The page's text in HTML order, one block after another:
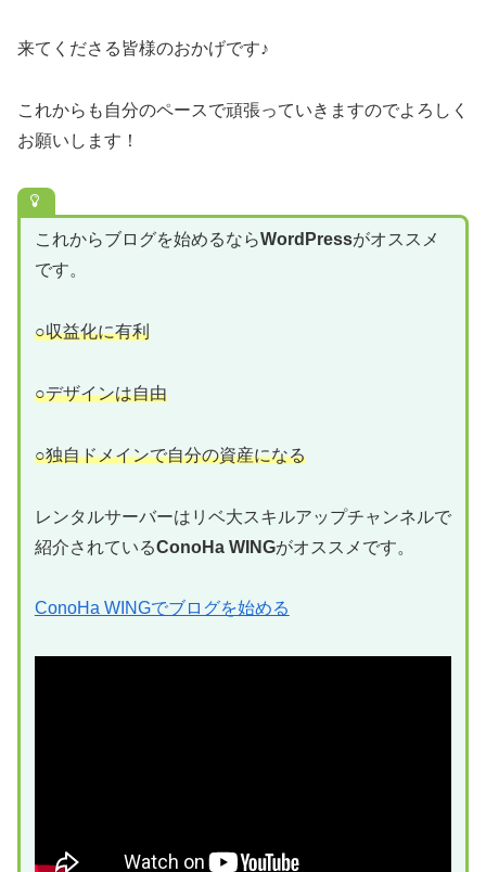
来てくださる皆様のおかげです♪
これからも自分のペースで頑張っていきますのでよろしく
お願いします！
これからブログを始めるならWordPressがオススメ
です。
○収益化に有利
○デザインは自由
○独自ドメインで自分の資産になる
レンタルサーバーはリベ大スキルアップチャンネルで
紹介されているConoHa WINGがオススメです。
ConoHa WINGでブログを始める